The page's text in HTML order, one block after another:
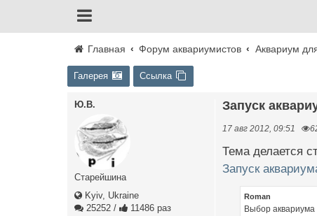
Главная Форум аквариумистов Аквариум
Галерея Ссылка
Ю.В.
Старейшина
Kyiv, Ukraine
25252 / 11486 раз
Запуск
17 авг 2012, 09:51
Тема делается
Запуск
Roman
Выбор аквариума